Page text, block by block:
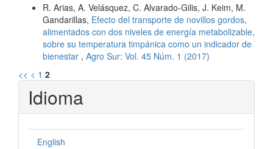
R. Arias, A. Velásquez, C. Alvarado-Gilis, J. Keim, M.
Gandarillas, Efecto del transporte de novillos gordos,
alimentados con dos niveles de energía metabolizable,
sobre su temperatura timpánica como un indicador de
bienestar , Agro Sur: Vol. 45 Núm. 1 (2017)
<< < 1 2
Idioma
English